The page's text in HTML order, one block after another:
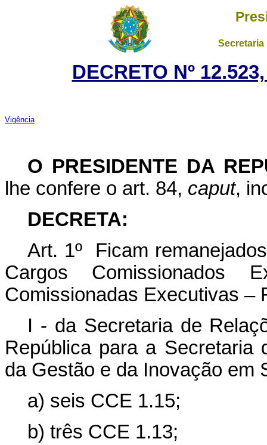
DECRETO Nº
Vigência
O PRESIDENTE DA
lhe confere o art. 84, caput,
DECRETA:
Art. 1º Ficam
Cargos Comissionados
Comissionadas Executivas –
I - da Secretaria de
República para a Secretaria
da Gestão e da Inovação em
a) seis CCE 1.15;
b) três CCE 1.13;